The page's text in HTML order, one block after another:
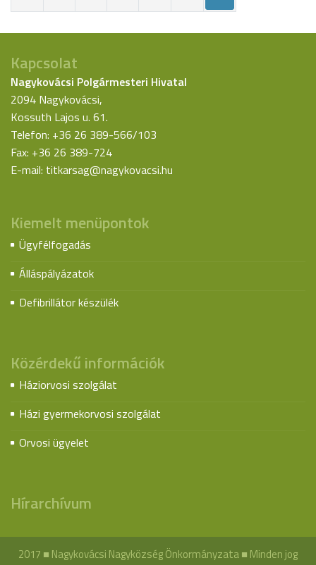
Kapcsolat
Nagykovácsi Polgármesteri Hivatal
2094 Nagykovácsi,
Kossuth Lajos u. 61.
Telefon: +36 26 389-566/103
Fax: +36 26 389-724
E-mail: titkarsag@nagykovacsi.hu
Kiemelt menüpontok
Ügyfélfogadás
Álláspályázatok
Defibrillátor készülék
Közérdekű információk
Háziorvosi szolgálat
Házi gyermekorvosi szolgálat
Orvosi ügyelet
Hírarchívum
2017 ■ Nagykovácsi Nagyközség Önkormányzata ■ Minden jog